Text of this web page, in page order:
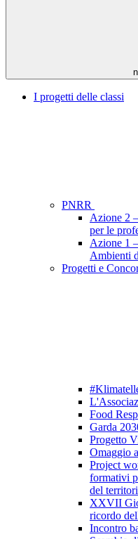
I progetti delle classi
PNRR
Azione 2
per le
Azione 1
Ambienti
Progetti e
Food
Garda
Progetto
Omaggio
Project
formativi
del
XXVII
ricordo
Incontro